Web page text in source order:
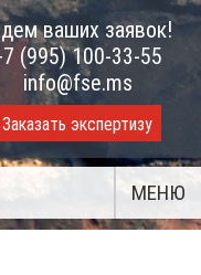
ваших заявок!
(995) 100-33-55
info@fse.ms
Заказать экспертизу
МЕНЮ